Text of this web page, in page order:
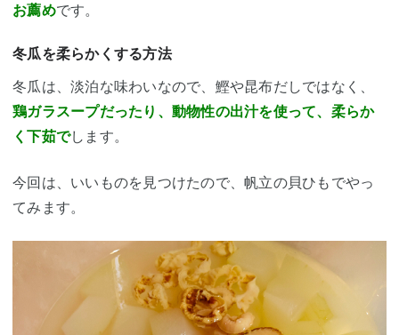
お薦めです。
冬瓜を柔らかくする方法
冬瓜は、淡泊な味わいなので、鰹や昆布だしではなく、
鶏ガラスープだったり、動物性の出汁を使って、柔らか
く下茹でします。
今回は、いいものを見つけたので、 帆立の貝ひもでやっ
てみます。